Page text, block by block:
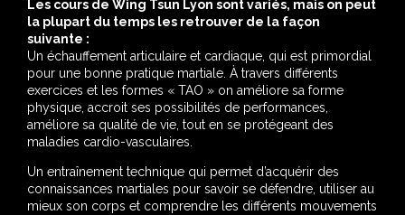
Les cours de Wing Tsun Lyon sont variés, mais on peut
la plupart du temps les retrouver de la façon
suivante :
Un échauffement articulaire et cardiaque, qui est primordial
pour une bonne pratique martiale. À travers différents
exercices et les formes « TAO » on améliore sa forme
physique, accroit ses possibilités de performances,
améliore sa qualité de vie, tout en se protégeant des
Un entraînement technique qui permet d’acquérir des
connaissances martiales pour savoir se défendre, utiliser au